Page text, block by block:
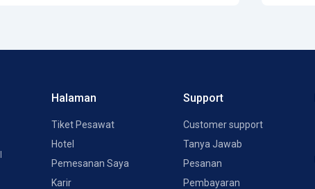
Halaman
Tiket Pesawat
Hotel
Pemesanan Saya
Karir
Support
Customer support
Tanya Jawab
Pesanan
Pembayaran